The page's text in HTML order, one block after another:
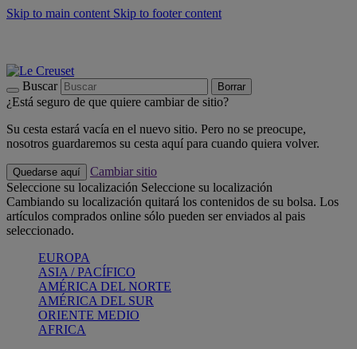
Skip to main content Skip to footer content
Buscar Borrar
¿Está seguro de que quiere cambiar de sitio?
Su cesta estará vacía en el nuevo sitio. Pero no se preocupe,
nosotros guardaremos su cesta aquí para cuando quiera volver.
Quedarse aquí
Cambiar sitio
Seleccione su localización Seleccione su localización
Cambiando su localización quitará los contenidos de su bolsa. Los
artículos comprados online sólo pueden ser enviados al pais
seleccionado.
EUROPA
ASIA / PACÍFICO
AMÉRICA DEL NORTE
AMÉRICA DEL SUR
ORIENTE MEDIO
AFRICA